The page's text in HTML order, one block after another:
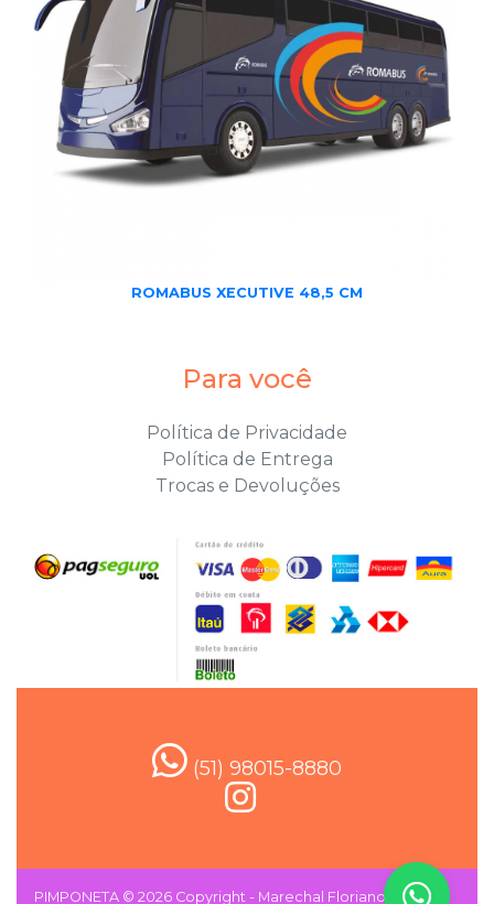
ROMABUS XECUTIVE 48,5 CM
Para você
Política de Privacidade
Política de Entrega
Trocas e Devoluções
(51) 98015-8880
PIMPONETA © 2026 Copyright - Marechal Floriano , 607 -